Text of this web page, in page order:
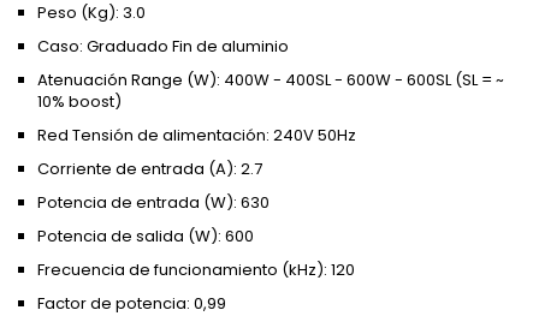
Peso (Kg): 3.0
Caso: Graduado Fin de aluminio
Atenuación Range (W): 400W - 400SL - 600W - 600SL (SL = ~
10% boost)
Red Tensión de alimentación: 240V 50Hz
Corriente de entrada (A): 2.7
Potencia de entrada (W): 630
Potencia de salida (W): 600
Frecuencia de funcionamiento (kHz): 120
Factor de potencia: 0,99